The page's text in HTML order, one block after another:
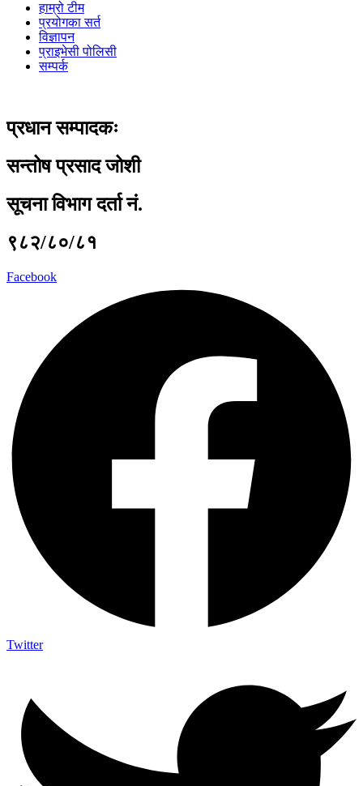
हाम्रो टीम
प्रयोगका सर्त
विज्ञापन
प्राइभेसी पोलिसी
सम्पर्क
प्रधान सम्पादकः
सन्तोष प्रसाद जोशी
सूचना विभाग दर्ता नं.
९८२/८०/८१
Facebook
Twitter